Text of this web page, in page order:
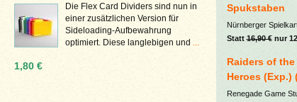
Die Flex Card Dividers sind nun in
einer zusätzlichen Version für
Sideloading-Aufbewahrung
optimiert. Diese langlebigen und ...
1,80 €
Spukstaben
Nürnberger
Statt16,90 €nur
Raiders of
Heroes (Exp.)
Renegade Game